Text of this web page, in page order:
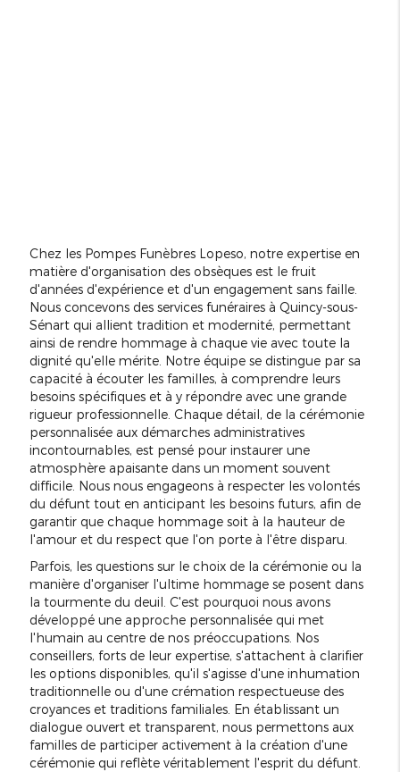
Chez les Pompes Funèbres Lopeso, notre expertise en
matière d'organisation des obsèques est le fruit
d'années d'expérience et d'un engagement sans faille.
Nous concevons des services funéraires à Quincy-sous-
Sénart qui allient tradition et modernité, permettant
ainsi de rendre hommage à chaque vie avec toute la
dignité qu'elle mérite. Notre équipe se distingue par sa
capacité à écouter les familles, à comprendre leurs
besoins spécifiques et à y répondre avec une grande
rigueur professionnelle. Chaque détail, de la cérémonie
personnalisée aux démarches administratives
incontournables, est pensé pour instaurer une
atmosphère apaisante dans un moment souvent
difficile. Nous nous engageons à respecter les volontés
du défunt tout en anticipant les besoins futurs, afin de
garantir que chaque hommage soit à la hauteur de
l'amour et du respect que l'on porte à l'être disparu.
Parfois, les questions sur le choix de la cérémonie ou la
manière d'organiser l'ultime hommage se posent dans
la tourmente du deuil. C'est pourquoi nous avons
développé une approche personnalisée qui met
l'humain au centre de nos préoccupations. Nos
conseillers, forts de leur expertise, s'attachent à clarifier
les options disponibles, qu'il s'agisse d'une inhumation
traditionnelle ou d'une crémation respectueuse des
croyances et traditions familiales. En établissant un
dialogue ouvert et transparent, nous permettons aux
familles de participer activement à la création d'une
cérémonie qui reflète véritablement l'esprit du défunt.